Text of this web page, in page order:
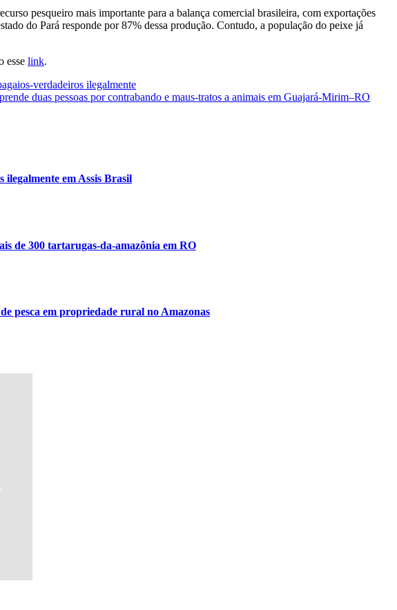
pesqueiro mais importante para a balança comercial brasileira, com exportações
do Pará responde por 87% dessa produção. Contudo, a população do peixe já
esse link.
verdadeiros ilegalmente
duas pessoas por contrabando e maus-tratos a animais em Guajará-Mirim–RO
ilegalmente em Assis Brasil
de 300 tartarugas-da-amazônia em RO
pesca em propriedade rural no Amazonas